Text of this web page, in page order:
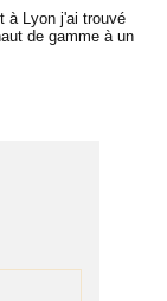
à Lyon j'ai trouvé
de gamme à un